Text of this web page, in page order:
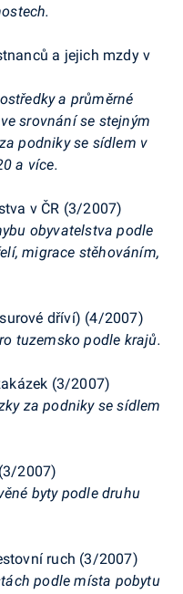
a jejich mzdy v
a průměrné
srovnání se stejným
podniky se sídlem v
a více.
v ČR (3/2007)
obyvatelstva podle
migrace stěhováním,
dříví) (4/2007)
tuzemsko podle krajů.
(3/2007)
za podniky se sídlem
2007)
byty podle druhu
ruch (3/2007)
podle místa pobytu